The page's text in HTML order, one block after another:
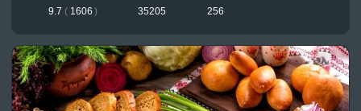
9.7 ( 1606 ) 35205 256